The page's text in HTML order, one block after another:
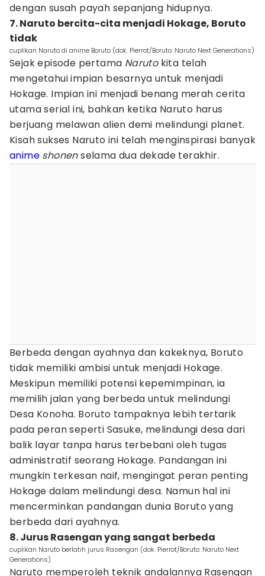
dengan susah payah sepanjang hidupnya.
7. Naruto bercita-cita menjadi Hokage, Boruto
tidak
cuplikan Naruto di anime Boruto (dok. Pierrot/Boruto: Naruto Next Generations)
Sejak episode pertama Narutokita telah
mengetahui impian besarnya untuk menjadi
Hokage. Impian ini menjadi benang merah cerita
utama serial ini, bahkan ketika Naruto harus
berjuang melawan alien demi melindungi planet.
Kisah sukses Naruto ini telah menginspirasi banyak
anime shonenselama dua dekade terakhir.
Berbeda dengan ayahnya dan kakeknya, Boruto
tidak memiliki ambisi untuk menjadi Hokage.
Meskipun memiliki potensi kepemimpinan, ia
memilih jalan yang berbeda untuk melindungi
Desa Konoha. Boruto tampaknya lebih tertarik
pada peran seperti Sasuke, melindungi desa dari
balik layar tanpa harus terbebani oleh tugas
administratif seorang Hokage. Pandangan ini
mungkin terkesan naif, mengingat peran penting
Hokage dalam melindungi desa. Namun hal ini
mencerminkan pandangan dunia Boruto yang
berbeda dari ayahnya.
8. Jurus Rasengan yang sangat berbeda
cuplikan Naruto berlatih jurus Rasengan (dok. Pierrot/Boruto: Naruto Next
Generations)
Naruto memperoleh teknik andalannya Rasengan